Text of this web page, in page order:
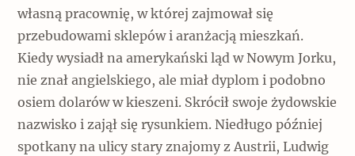
własną pracownię, w której zajmował się
przebudowami sklepów i aranżacją mieszkań.
Kiedy wysiadł na amerykański ląd w Nowym Jorku,
nie znał angielskiego, ale miał dyplom i podobno
osiem dolarów w kieszeni. Skrócił swoje żydowskie
nazwisko i zajął się rysunkiem. Niedługo później
spotkany na ulicy stary znajomy z Austrii, Ludwig